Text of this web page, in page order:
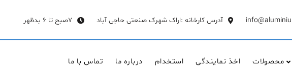
آدرس کارخانه :اراک شهرک صنعتی حاجی آباد 7صبح تا 6 بدظهر
محصولات اخذ نمایندگی استخدام درباره ما تماس با ما